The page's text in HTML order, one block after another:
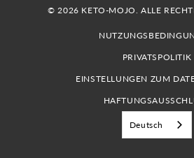
© 2026 KETO-MOJO. ALLE
PRIVATSPOLITIK
EINSTELLUNGEN ZUM
Deutsch